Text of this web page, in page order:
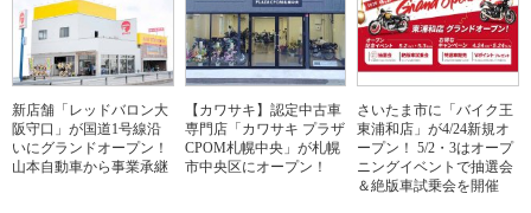
新店舗「レッドバロン大
阪守口」が国道1号線沿
いにグランドオープン！
山本自動車から事業承継
【カワサキ】認定中古車
専門店「カワサキ プラザ
CPOM札幌中央」が札幌
市中央区にオープン！
さいたま市に「バイク王
東浦和店」が4/24新規オ
ープン！ 5/2・3はオープ
ニングイベントで抽選会
＆絶版車試乗会を開催